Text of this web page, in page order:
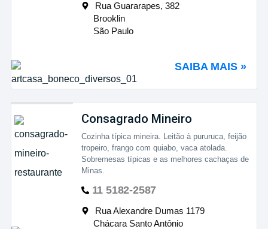
Rua Guararapes, 382
Brooklin
São Paulo
SAIBA MAIS »
Consagrado Mineiro
Cozinha típica mineira. Leitão à pururuca, feijão
tropeiro, frango com quiabo, vaca atolada.
Sobremesas típicas e as melhores cachaças de
Minas.
11 5182-2587
Rua Alexandre Dumas 1179
Chácara Santo Antônio